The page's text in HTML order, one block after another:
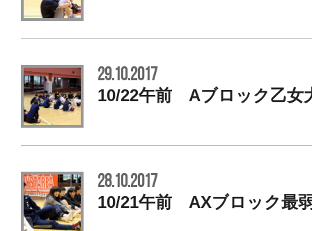
29.10.2017
10/22午前 Aブロック乙
28.10.2017
10/21午前 AXブロック最